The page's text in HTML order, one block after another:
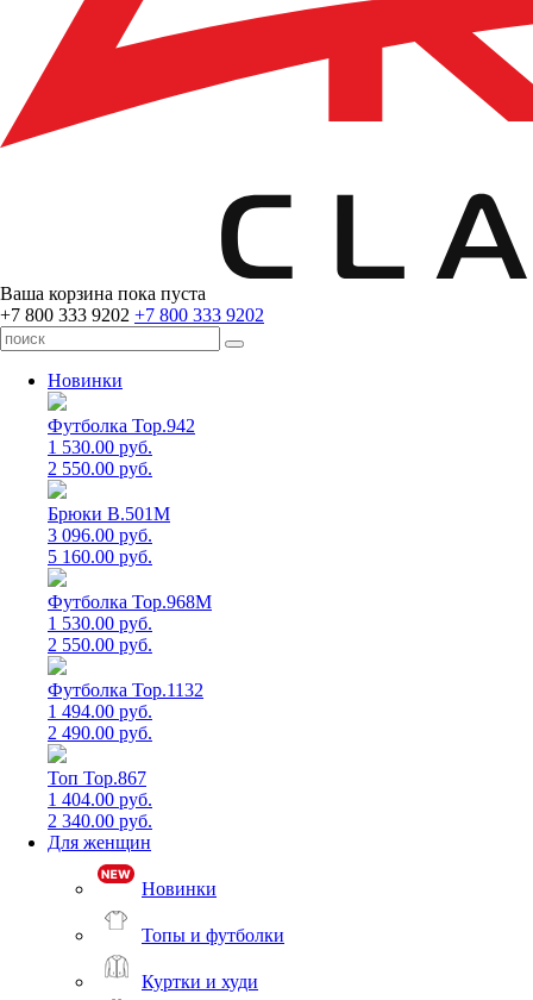
Ваша корзина пока пуста
+7 800 333 9202 +7 800 333 9202
Новинки
Футболка Top.942
1 530.00 руб.
2 550.00 руб.
Брюки B.501M
3 096.00 руб.
5 160.00 руб.
Футболка Top.968M
1 530.00 руб.
2 550.00 руб.
Футболка Top.1132
1 494.00 руб.
2 490.00 руб.
Топ Top.867
1 404.00 руб.
2 340.00 руб.
Для женщин
Новинки
Топы и футболки
Куртки и худи